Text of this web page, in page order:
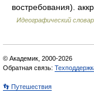
востребования).
Идеографический
© Академик, 2000-2026
Обратная связь:
👣 Путешествия